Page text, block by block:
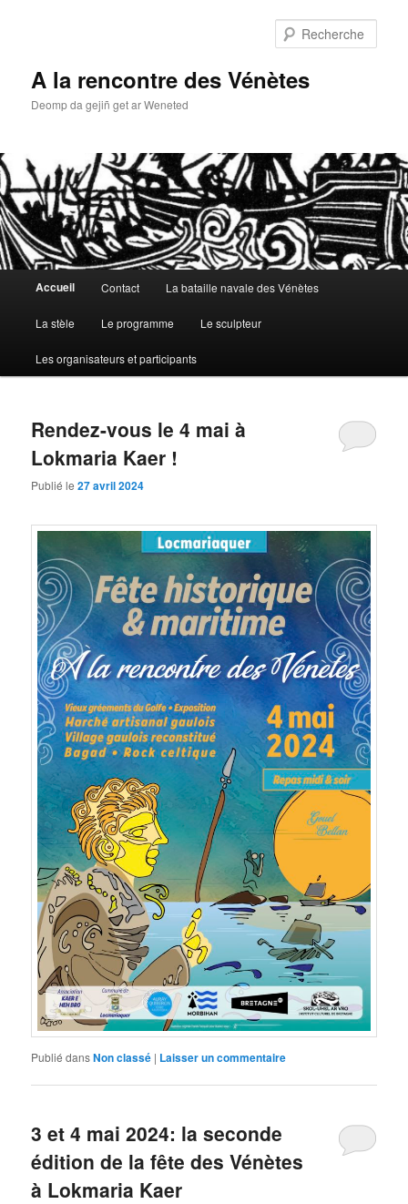
A la rencontre des Vénètes
Deomp da gejiñ get ar Weneted
Accueil Contact La bataille navale des Vénètes
La stèle Le programme Le sculpteur
Les organisateurs et participants
Rendez-vous le 4 mai à
Lokmaria Kaer !
Publié le27 avril 2024
Publié dansNon classé | Laisser un commentaire
3 et 4 mai 2024: la seconde
édition de la fête des Vénètes
à Lokmaria Kaer